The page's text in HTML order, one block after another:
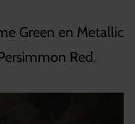
Green en Metallic
Red.